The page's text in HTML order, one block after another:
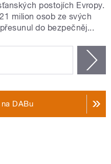
postojích Evropy.
milion osob ze svých
do bezpečněj...
DABu